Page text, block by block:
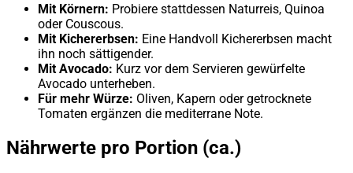
Mit Körnern: Probiere stattdessen Naturreis, Quinoa
oder Couscous.
Mit Kichererbsen: Eine Handvoll Kichererbsen macht
ihn noch sättigender.
Mit Avocado: Kurz vor dem Servieren gewürfelte
Avocado unterheben.
Für mehr Würze: Oliven, Kapern oder getrocknete
Tomaten ergänzen die mediterrane Note.
Nährwerte pro Portion (ca.)